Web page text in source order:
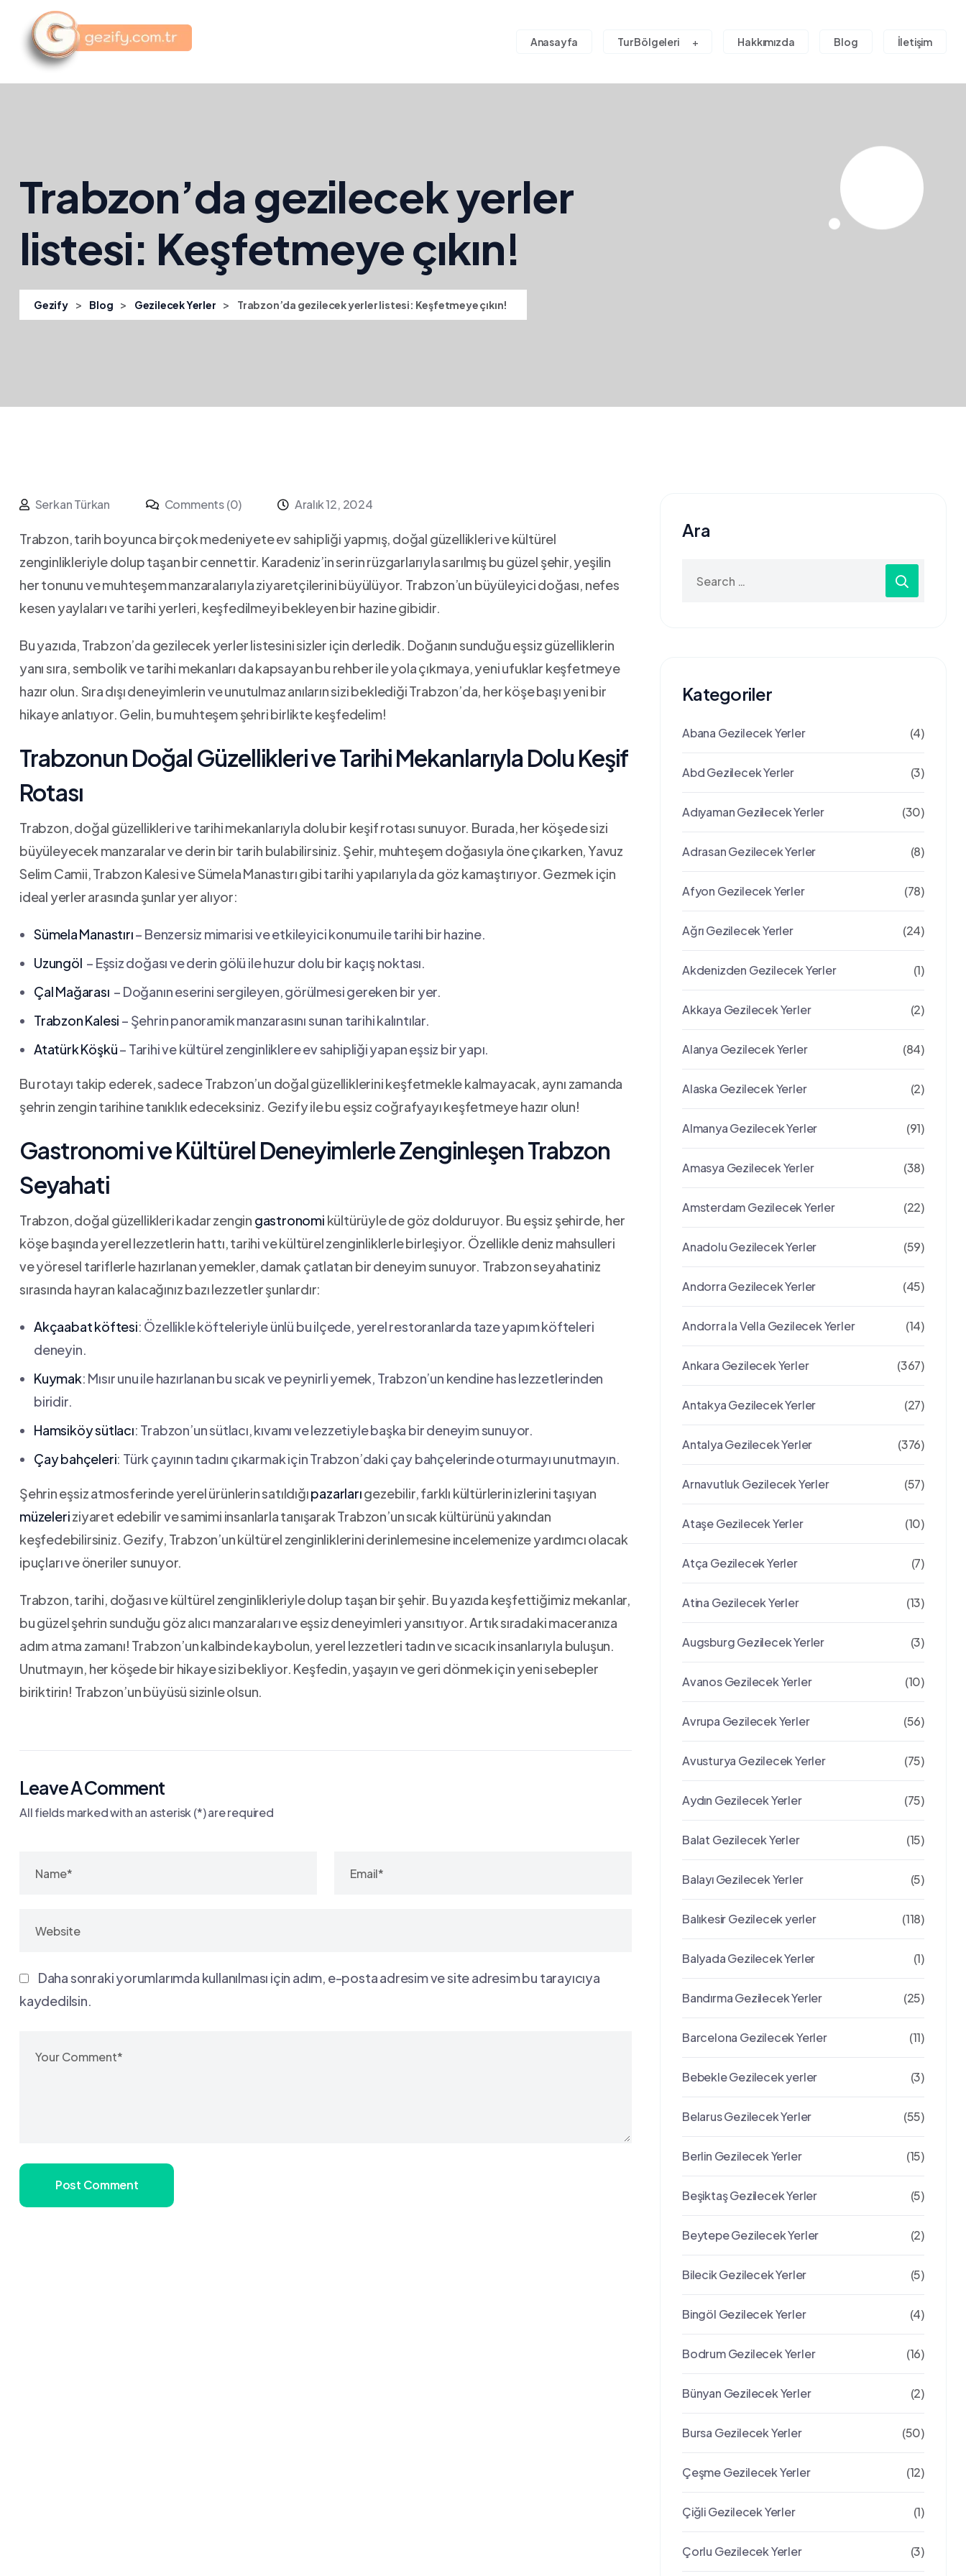
Anasayfa Tur Bölgeleri Hakkımızda Blog İletişim
Trabzon’da gezilecek yerler
listesi: Keşfetmeye çıkın!
Gezify > Blog > Gezilecek Yerler > Trabzon’da gezilecek yerler listesi: Keşfetmeye çıkın!
Serkan Türkan Comments (0) Aralık 12, 2024
Trabzon, ⁣tarih ⁢boyunca⁣ birçok medeniyete ev sahipliği yapmış, doğal güzellikleri ve kültürel
zenginlikleriyle dolup taşan bir ⁣cennettir.​ Karadeniz’in serin rüzgarlarıyla sarılmış bu güzel şehir, yeşilin⁤
her ​tonunu ve muhteşem manzaralarıyla ​ziyaretçilerini büyülüyor. Trabzon’un büyüleyici ⁣doğası, nefes
kesen yaylaları ve tarihi ⁣yerleri,‌ keşfedilmeyi bekleyen bir hazine​ gibidir.
Bu yazıda, Trabzon’da gezilecek yerler listesini​ sizler‍ için derledik.⁢ Doğanın sunduğu eşsiz güzelliklerin⁤
yanı sıra, sembolik ⁢ve tarihi mekanları da⁣ kapsayan bu rehber ile yola ⁣çıkmaya, yeni ufuklar keşfetmeye
hazır olun. Sıra⁤ dışı deneyimlerin ve unutulmaz anıların sizi beklediği​ Trabzon’da, her köşe başı yeni⁣ bir
hikaye ‌anlatıyor. ‌Gelin, ‍bu muhteşem şehri birlikte keşfedelim!
Trabzonun ‌Doğal Güzellikleri ⁤ve‌ Tarihi Mekanlarıyla ‌Dolu Keşif
Rotası
Trabzon, doğal güzellikleri ve tarihi⁤ mekanlarıyla ​dolu⁣ bir keşif ⁤rotası sunuyor. Burada, her köşede sizi
büyüleyecek manzaralar ve derin bir tarih bulabilirsiniz. Şehir,⁢ muhteşem ​doğasıyla öne ⁣çıkarken, Yavuz
Selim Camii, Trabzon Kalesi ve Sümela ⁣Manastırı gibi tarihi yapılarıyla da göz kamaştırıyor. Gezmek için⁤
ideal yerler arasında şunlar yer⁢ alıyor:
Sümela⁣ Manastırı– Benzersiz⁤ mimarisi ve etkileyici ⁤konumu ⁢ile ⁣tarihi bir hazine.
Uzungöl ‌ – Eşsiz ⁣doğası ve ⁤derin gölü ile huzur dolu ⁣bir‌ kaçış⁣ noktası.
Çal Mağarası ‌ – Doğanın‌ eserini sergileyen, görülmesi gereken bir yer.
Trabzon Kalesi – ​Şehrin panoramik manzarasını sunan tarihi⁣ kalıntılar.
Atatürk Köşkü– Tarihi ve kültürel zenginliklere ev sahipliği ⁤yapan eşsiz bir yapı.
Bu rotayı takip ederek,‌ sadece​ Trabzon’un doğal güzelliklerini keşfetmekle kalmayacak, ​aynı zamanda
şehrin zengin⁣ tarihine ⁢tanıklık‍ edeceksiniz. ‍Gezify‍ ile ​bu eşsiz coğrafyayı ⁣keşfetmeye hazır olun!
Gastronomi ve Kültürel Deneyimlerle Zenginleşen‌ Trabzon
Seyahati
Trabzon,​ doğal ‍güzellikleri kadar zengin gastronomi kültürüyle de göz dolduruyor. Bu eşsiz şehirde, ​her
köşe başında yerel lezzetlerin ⁣hattı, tarihi ve kültürel zenginliklerle birleşiyor. Özellikle deniz mahsulleri
ve ​yöresel tariflerle​ hazırlanan ⁤yemekler, ⁣damak çatlatan bir deneyim sunuyor. Trabzon seyahatiniz
sırasında hayran kalacağınız ‌bazı lezzetler şunlardır:
Akçaabat‌ köftesi: Özellikle köfteleriyle ünlü bu ilçede,‍ yerel restoranlarda taze ⁤yapım köfteleri
deneyin.
Kuymak: Mısır unu ile hazırlanan bu sıcak ve peynirli yemek, Trabzon’un kendine has ⁣lezzetlerinden
‌biridir.
Hamsiköy sütlacı: Trabzon’un sütlacı, kıvamı ve lezzetiyle başka ​bir deneyim sunuyor.
Çay ​bahçeleri: Türk ‍çayının ​tadını çıkarmak için Trabzon’daki çay bahçelerinde oturmayı unutmayın.
Şehrin⁢ eşsiz‌ atmosferinde​ yerel ürünlerin satıldığıpazarlarıgezebilir, farklı kültürlerin ⁣izlerini taşıyan
müzeleriziyaret edebilir ve ⁤samimi ​insanlarla‍ tanışarak Trabzon’un sıcak kültürünü yakından
keşfedebilirsiniz. Gezify,​ Trabzon’un kültürel zenginliklerini derinlemesine incelemenize yardımcı olacak
ipuçları ve‌ öneriler sunuyor.
Trabzon, tarihi, doğası ve ‍kültürel zenginlikleriyle ‌dolup taşan bir şehir. Bu ⁤yazıda keşfettiğimiz ‌mekanlar,
bu güzel‍ şehrin ⁢sunduğu göz ⁣alıcı manzaraları ⁢ve eşsiz deneyimleri⁢ yansıtıyor. Artık ⁢sıradaki ⁢maceranıza
adım atma zamanı! Trabzon’un ⁤kalbinde ⁤kaybolun, yerel lezzetleri ​tadın ve‍ sıcacık insanlarıyla buluşun.
Unutmayın, ‌her köşede‌ bir⁤ hikaye‌ sizi bekliyor. Keşfedin, yaşayın ve geri dönmek⁣ için⁢ yeni ⁢sebepler
biriktirin!‍ Trabzon’un büyüsü ‌sizinle olsun.
Leave A Comment
All fields marked with an asterisk (*) are required
Daha sonraki yorumlarımda kullanılması için adım, e-posta adresim ve site adresim bu tarayıcıya
kaydedilsin.
Post Comment
Ara
for:
Kategoriler
Abana Gezilecek Yerler (4)
Abd Gezilecek Yerler (3)
Adıyaman Gezilecek Yerler (30)
Adrasan Gezilecek Yerler (8)
Afyon Gezilecek Yerler (78)
Ağrı Gezilecek Yerler (24)
Akdenizden Gezilecek Yerler (1)
Akkaya Gezilecek Yerler (2)
Alanya Gezilecek Yerler (84)
Alaska Gezilecek Yerler (2)
Almanya Gezilecek Yerler (91)
Amasya Gezilecek Yerler (38)
Amsterdam Gezilecek Yerler (22)
Anadolu Gezilecek Yerler (59)
Andorra Gezilecek Yerler (45)
Andorra la Vella Gezilecek Yerler (14)
Ankara Gezilecek Yerler (367)
Antakya Gezilecek Yerler (27)
Antalya Gezilecek Yerler (376)
Arnavutluk Gezilecek Yerler (57)
Ataşe Gezilecek Yerler (10)
Atça Gezilecek Yerler (7)
Atina Gezilecek Yerler (13)
Augsburg Gezilecek Yerler (3)
Avanos Gezilecek Yerler (10)
Avrupa Gezilecek Yerler (56)
Avusturya Gezilecek Yerler (75)
Aydın Gezilecek Yerler (75)
Balat Gezilecek Yerler (15)
Balayı Gezilecek Yerler (5)
Balıkesir Gezilecek yerler (118)
Balyada Gezilecek Yerler (1)
Bandırma Gezilecek Yerler (25)
Barcelona Gezilecek Yerler (11)
Bebekle Gezilecek yerler (3)
Belarus Gezilecek Yerler (55)
Berlin Gezilecek Yerler (15)
Beşiktaş Gezilecek Yerler (5)
Beytepe Gezilecek Yerler (2)
Bilecik Gezilecek Yerler (5)
Bingöl Gezilecek Yerler (4)
Bodrum Gezilecek Yerler (16)
Bünyan Gezilecek Yerler (2)
Bursa Gezilecek Yerler (50)
Çeşme Gezilecek Yerler (12)
Çiğli Gezilecek Yerler (1)
Çorlu Gezilecek Yerler (3)